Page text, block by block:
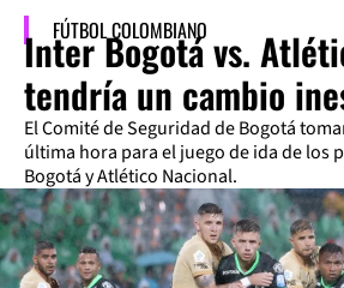
FÚTBOL COLOMBIANO
Inter Bogotá vs.
tendría un cambio
El Comité de Seguridad de Bogotá
última hora para el juego de ida de los
Bogotá y Atlético Nacional.